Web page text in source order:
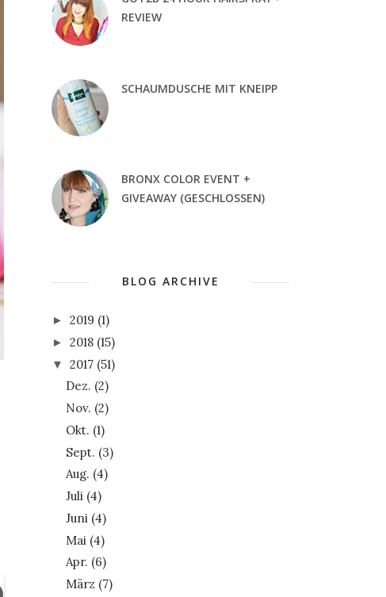
REVIEW
SCHAUMDUSCHE MIT KNEIPP
BRONX COLOR EVENT +
GIVEAWAY (GESCHLOSSEN)
BLOG ARCHIVE
► 2019 (1)
► 2018 (15)
▼ 2017 (51)
Dez. (2)
Nov. (2)
Okt. (1)
Sept. (3)
Aug. (4)
Juli (4)
Juni (4)
Mai (4)
Apr. (6)
März (7)